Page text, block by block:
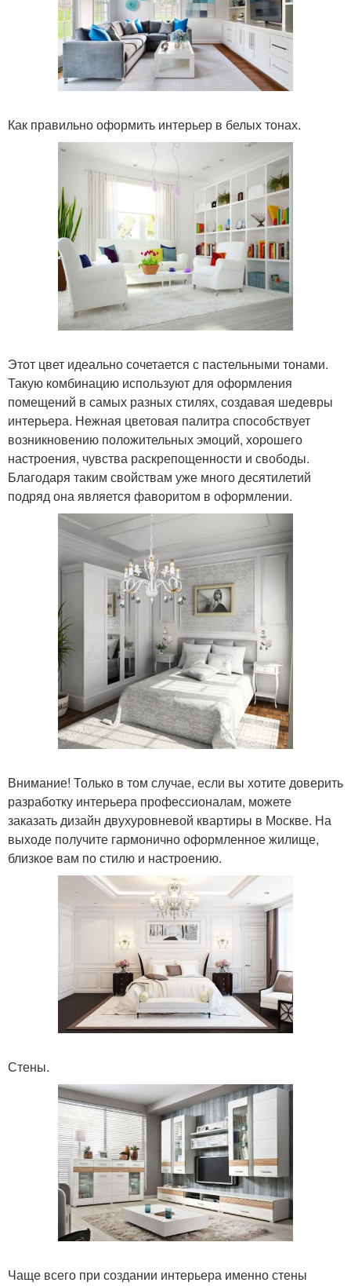
Как правильно оформить интерьер в белых тонах.
Этот цвет идеально сочетается с пастельными тонами.
Такую комбинацию используют для оформления
помещений в самых разных стилях, создавая шедевры
интерьера. Нежная цветовая палитра способствует
возникновению положительных эмоций, хорошего
настроения, чувства раскрепощенности и свободы.
Благодаря таким свойствам уже много десятилетий
подряд она является фаворитом в оформлении.
Внимание! Только в том случае, если вы хотите доверить
разработку интерьера профессионалам, можете
заказать дизайн двухуровневой квартиры в Москве. На
выходе получите гармонично оформленное жилище,
близкое вам по стилю и настроению.
Стены.
Чаще всего при создании интерьера именно стены